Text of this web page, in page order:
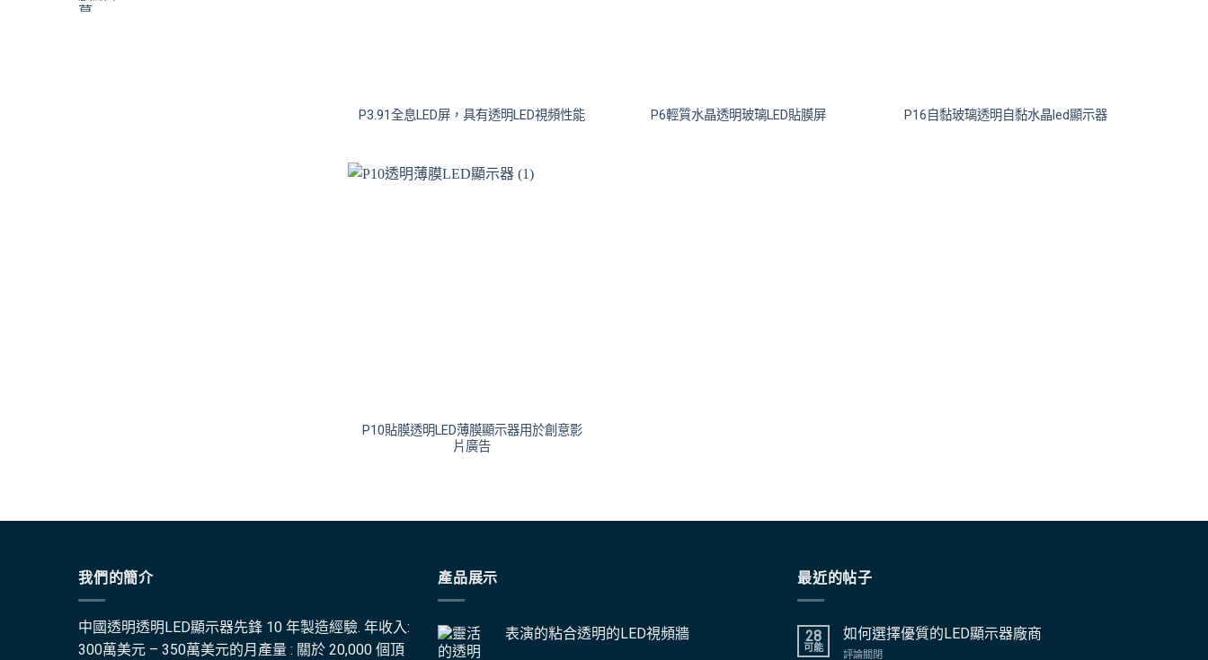
P3.91全息LED屏，具有透明LED視頻性能 P6輕質水晶透明玻璃LED貼膜屏 P16自黏玻璃透明自黏水晶led顯示器
P10貼膜透明LED薄膜顯示器用於創意影
片廣告
我們的簡介
中國透明透明LED顯示器先鋒 10 年製造經驗. 年收入:
300萬美元 – 350萬美元的月產量 : 關於 20,000 個頂
產品展示
表演的粘合透明的LED視頻牆
最近的帖子
28
可能
如何選擇優質的LED顯示器廠商
評論關閉上